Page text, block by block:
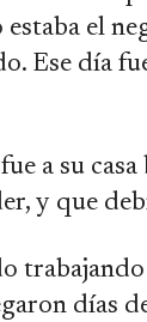
el
Ese día
a su
y que
días